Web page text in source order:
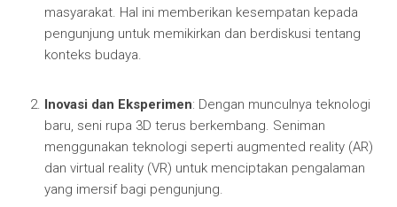
masyarakat. Hal ini memberikan kesempatan kepada
pengunjung untuk memikirkan dan berdiskusi tentang
konteks budaya.
Inovasi dan Eksperimen: Dengan munculnya teknologi
baru, seni rupa 3D terus berkembang. Seniman
menggunakan teknologi seperti augmented reality (AR)
dan virtual reality (VR) untuk menciptakan pengalaman
yang imersif bagi pengunjung.